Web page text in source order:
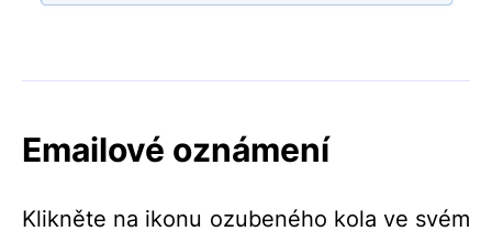
Emailové oznámení
Klikněte na ikonu ozubeného kola ve svém